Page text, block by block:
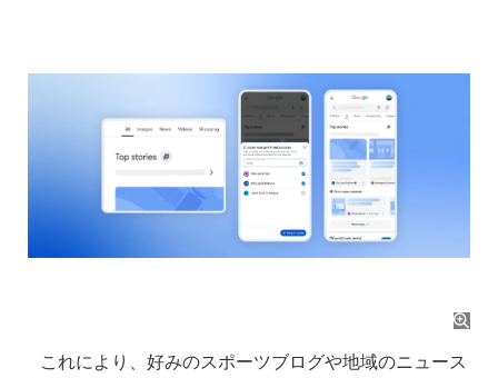
これにより、好みのスポーツブログや地域のニュース